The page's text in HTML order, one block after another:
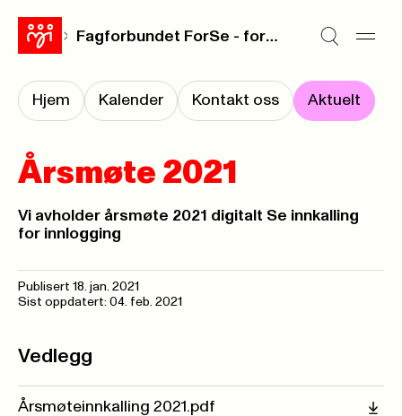
Fagforbundet ForSe - forvaltning og service
Hjem Kalender Kontakt oss Aktuelt
Årsmøte 2021
Vi avholder årsmøte 2021 digitalt Se innkalling
for innlogging
Publisert 18. jan. 2021
Sist oppdatert: 04. feb. 2021
Vedlegg
Årsmøteinnkalling 2021.pdf